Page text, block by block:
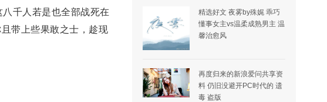
千人若是也全部战死在
带上些果敢之士，趁现
精选好文 夜雾by殊娓 乖巧
懂事女主vs温柔成熟男主 温
馨治愈风
再度归来的新浪爱问共享资
料 仍旧没避开PC时代的 遗
毒 盗版